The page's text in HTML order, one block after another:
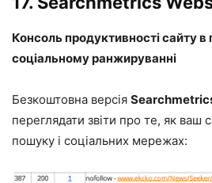
Консоль продуктивності сайту
соціальному ранжируванні
Безкоштовна версія
переглядати звіти про те, як ваш
пошуку і соціальних мережах: